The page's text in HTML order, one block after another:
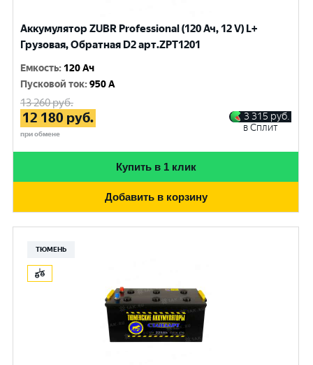
Аккумулятор ZUBR Professional (120 Ач, 12 V) L+
Грузовая, Обратная D2 арт.ZPT1201
Емкость: 120 Ач
Пусковой ток:950 A
13 260руб.
12 180 руб.
при обмене
3 315 руб.
в Сплит
Купить в 1 клик
Добавить в корзину
ТЮМЕНЬ